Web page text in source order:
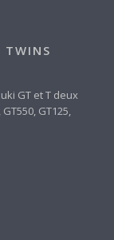
TWINS
GT et T deux
GT125,